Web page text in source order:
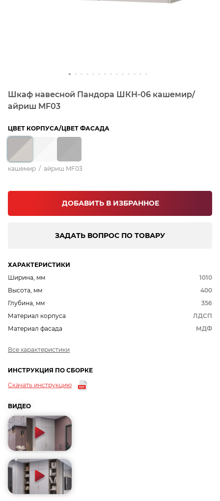
Шкаф навесной Пандора ШКН-06 кашемир/
айриш MF03
ЦВЕТ КОРПУСА/ЦВЕТ ФАСАДА
кашемир / айриш MF03
ДОБАВИТЬ В ИЗБРАННОЕ
ЗАДАТЬ ВОПРОС ПО ТОВАРУ
ХАРАКТЕРИСТИКИ
Ширина, мм
1010
Высота, мм
400
Глубина, мм
356
Материал корпуса
ЛДСП
Материал фасада
МДФ
Все характеристики
ИНСТРУКЦИЯ ПО СБОРКЕ
Скачать инструкцию
ВИДЕО